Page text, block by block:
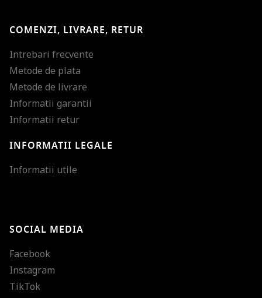
COMENZI, LIVRARE, RETUR
Intrebari frecvente
Metode de plata
Metode de livrare
Informatii garantii
Informatii retur
INFORMATII LEGALE
Informatii utile
SOCIAL MEDIA
Facebook
Instagram
TikTok